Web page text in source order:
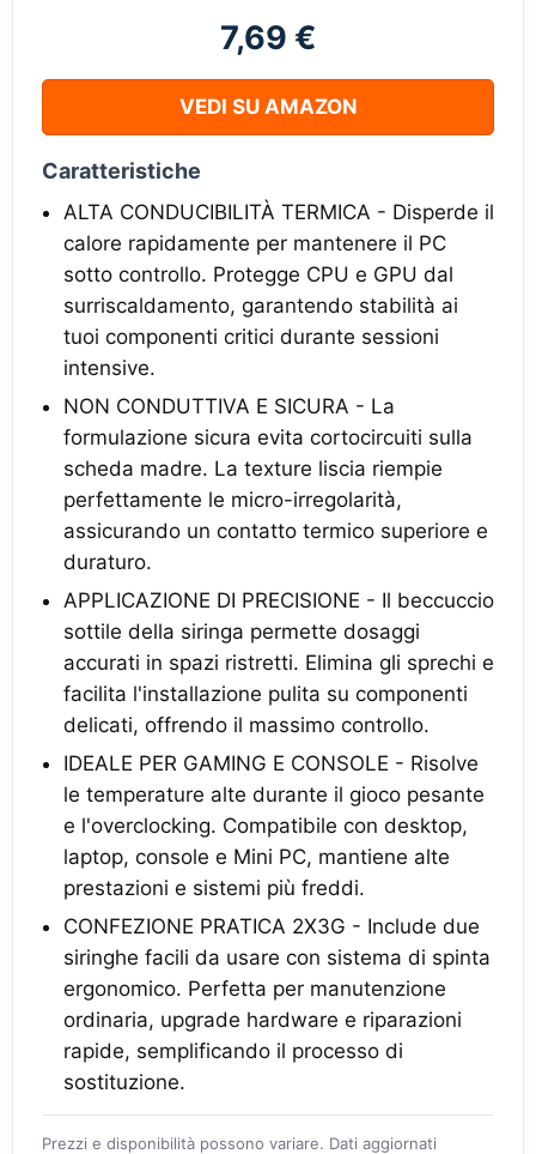
7,69 €
VEDI SU AMAZON
Caratteristiche
ALTA CONDUCIBILITÀ TERMICA - Disperde il
calore rapidamente per mantenere il PC
sotto controllo. Protegge CPU e GPU dal
surriscaldamento, garantendo stabilità ai
tuoi componenti critici durante sessioni
intensive.
NON CONDUTTIVA E SICURA - La
formulazione sicura evita cortocircuiti sulla
scheda madre. La texture liscia riempie
perfettamente le micro-irregolarità,
assicurando un contatto termico superiore e
duraturo.
APPLICAZIONE DI PRECISIONE - Il beccuccio
sottile della siringa permette dosaggi
accurati in spazi ristretti. Elimina gli sprechi e
facilita l'installazione pulita su componenti
delicati, offrendo il massimo controllo.
IDEALE PER GAMING E CONSOLE - Risolve
le temperature alte durante il gioco pesante
e l'overclocking. Compatibile con desktop,
laptop, console e Mini PC, mantiene alte
prestazioni e sistemi più freddi.
CONFEZIONE PRATICA 2X3G - Include due
siringhe facili da usare con sistema di spinta
ergonomico. Perfetta per manutenzione
ordinaria, upgrade hardware e riparazioni
rapide, semplificando il processo di
sostituzione.
Prezzi e disponibilità possono variare. Dati aggiornati